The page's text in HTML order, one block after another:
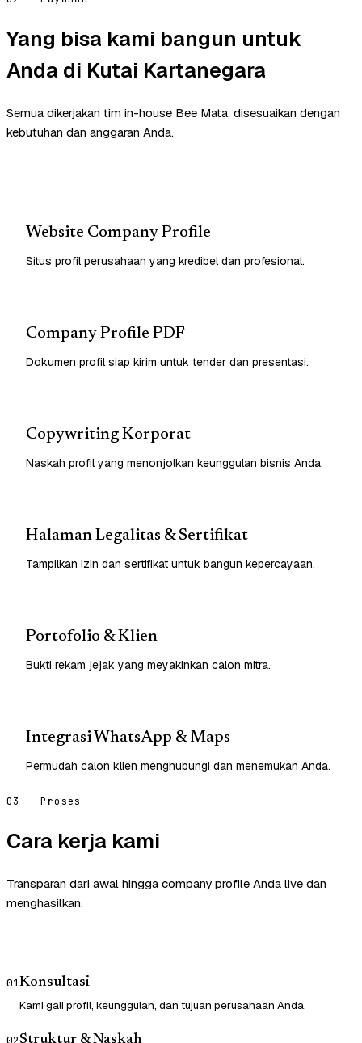
Yang bisa kami bangun untuk
Anda di Kutai Kartanegara
Semua dikerjakan tim in-house Bee Mata, disesuaikan dengan
kebutuhan dan anggaran Anda.
Website Company Profile
Situs profil perusahaan yang kredibel dan profesional.
Company Profile PDF
Dokumen profil siap kirim untuk tender dan presentasi.
Copywriting Korporat
Naskah profil yang menonjolkan keunggulan bisnis Anda.
Halaman Legalitas & Sertifikat
Tampilkan izin dan sertifikat untuk bangun kepercayaan.
Portofolio & Klien
Bukti rekam jejak yang meyakinkan calon mitra.
Integrasi WhatsApp & Maps
Permudah calon klien menghubungi dan menemukan Anda.
03 — Proses
Cara kerja kami
Transparan dari awal hingga company profile Anda live dan
menghasilkan.
01Konsultasi
Kami gali profil, keunggulan, dan tujuan perusahaan Anda.
Struktur & Naskah